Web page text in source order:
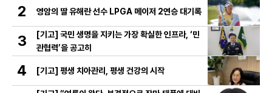
2 영암의 딸 유해란 선수 LPGA 메이저 2연승 대기록
3
[기고] 국민 생명을 지키는 가장 확실한 인프라, ‘민
관협력’을 공고히
4 [기고] 평생 치아관리, 평생 건강의 시작